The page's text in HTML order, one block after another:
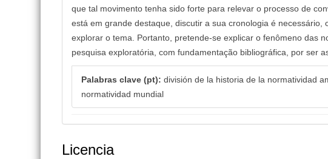
que tal movimento tenha sido forte para relevar o processo de
está em grande destaque, discutir a sua cronologia é
explorar o tema. Portanto, pretende-se explicar o fenômeno das
pesquisa exploratória, com fundamentação bibliográfica, por ser
Palabras clave (pt): división de la historia de la normatividad
normatividad mundial
Licencia